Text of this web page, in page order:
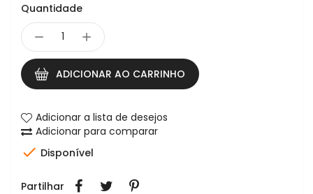
Quantidade
ADICIONAR AO CARRINHO
Adicionar a lista de desejos
Adicionar para comparar
 Disponível
Partilhar